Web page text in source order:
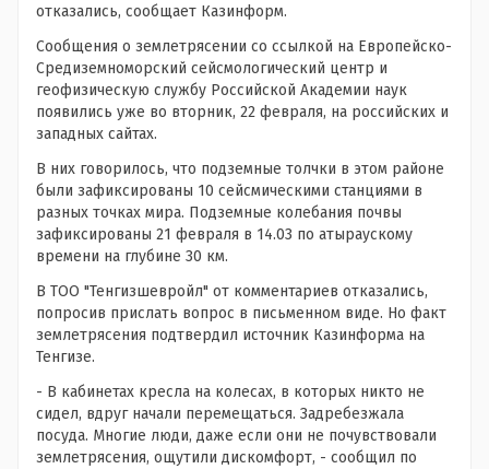
отказались, сообщает Казинформ.
Сообщения о землетрясении со ссылкой на Европейско-
Средиземноморский сейсмологический центр и
геофизическую службу Российской Академии наук
появились уже во вторник, 22 февраля, на российских и
западных сайтах.
В них говорилось, что подземные толчки в этом районе
были зафиксированы 10 сейсмическими станциями в
разных точках мира. Подземные колебания почвы
зафиксированы 21 февраля в 14.03 по атыраускому
времени на глубине 30 км.
В ТОО "Тенгизшевройл" от комментариев отказались,
попросив прислать вопрос в письменном виде. Но факт
землетрясения подтвердил источник Казинформа на
Тенгизе.
- В кабинетах кресла на колесах, в которых никто не
сидел, вдруг начали перемещаться. Задребезжала
посуда. Многие люди, даже если они не почувствовали
землетрясения, ощутили дискомфорт, - сообщил по